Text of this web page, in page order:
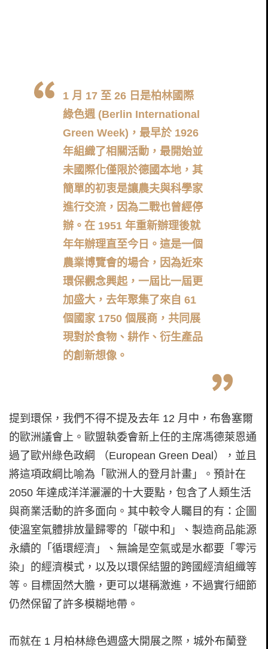
1 月 17 至 26 日是柏林國際
綠色週 (Berlin International
Green Week)，最早於 1926
年組織了相關活動，最開始並
未國際化僅限於德國本地，其
簡單的初衷是讓農夫與科學家
進行交流，因為二戰也曾經停
辦。在 1951 年重新辦理後就
年年辦理直至今日。這是一個
農業博覽會的場合，因為近來
環保觀念興起，一屆比一屆更
加盛大，去年聚集了來自 61
個國家 1750 個展商，共同展
現對於食物、耕作、衍生產品
的創新想像。
提到環保，我們不得不提及去年 12 月中，布魯塞爾
的歐洲議會上。歐盟執委會新上任的主席馮德萊恩通
過了歐州綠色政綱 （European Green Deal），並且
將這項政綱比喻為「歐洲人的登月計畫」。預計在
2050 年達成洋洋灑灑的十大要點，包含了人類生活
與商業活動的許多面向。其中較令人矚目的有：企圖
使溫室氣體排放量歸零的「碳中和」、製造商品能源
永續的「循環經濟」、無論是空氣或是水都要「零污
染」的經濟模式，以及以環保結盟的跨國經濟組織等
等。目標固然大膽，更可以堪稱激進，不過實行細節
仍然保留了許多模糊地帶。
而就在 1 月柏林綠色週盛大開展之際，城外布蘭登